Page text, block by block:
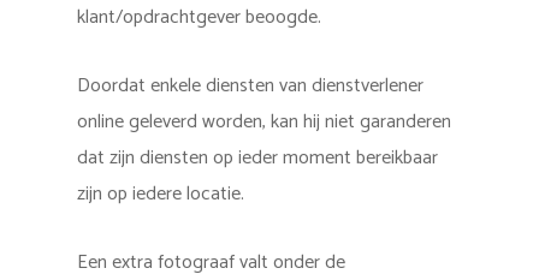
klant/opdrachtgever beoogde.
Doordat enkele diensten van dienstverlener
online geleverd worden, kan hij niet garanderen
dat zijn diensten op ieder moment bereikbaar
zijn op iedere locatie.
Een extra fotograaf valt onder de